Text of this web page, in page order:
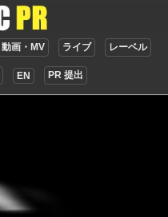
動画・MV ライブ レーベル
EN PR 提出